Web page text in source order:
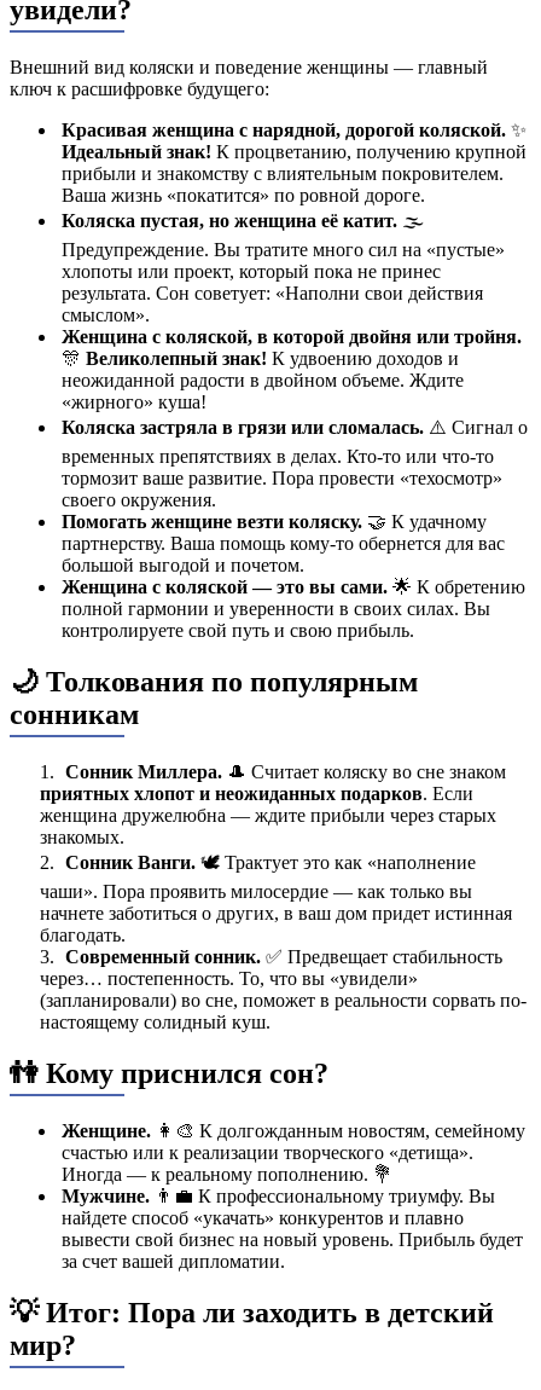
увидели?
Внешний вид коляски и поведение женщины — главный
ключ к расшифровке будущего:
Красивая женщина с нарядной, дорогой коляской. ✨
Идеальный знак! К процветанию, получению крупной
прибыли и знакомству с влиятельным покровителем.
Ваша жизнь «покатится» по ровной дороге.
Коляска пустая, но женщина её катит. 🌫️
Предупреждение. Вы тратите много сил на «пустые»
хлопоты или проект, который пока не принес
результата. Сон советует: «Наполни свои действия
смыслом».
Женщина с коляской, в которой двойня или тройня.
🎊 Великолепный знак! К удвоению доходов и
неожиданной радости в двойном объеме. Ждите
«жирного» куша!
Коляска застряла в грязи или сломалась. ⚠️ Сигнал о
временных препятствиях в делах. Кто-то или что-то
тормозит ваше развитие. Пора провести «техосмотр»
своего окружения.
Помогать женщине везти коляску. 🤝 К удачному
партнерству. Ваша помощь кому-то обернется для вас
большой выгодой и почетом.
Женщина с коляской — это вы сами. 🌟 К обретению
полной гармонии и уверенности в своих силах. Вы
контролируете свой путь и свою прибыль.
🌙 Толкования по популярным
сонникам
Сонник Миллера. 🎩 Считает коляску во сне знаком
приятных хлопот и неожиданных подарков. Если
женщина дружелюбна — ждите прибыли через старых
знакомых.
Сонник Ванги. 🕊️ Трактует это как «наполнение
чаши». Пора проявить милосердие — как только вы
начнете заботиться о других, в ваш дом придет истинная
благодать.
Современный сонник. ✅ Предвещает стабильность
через… постепенность. То, что вы «увидели»
(запланировали) во сне, поможет в реальности сорвать по-
настоящему солидный куш.
👫 Кому приснился сон?
Женщине. 👩‍🎨 К долгожданным новостям, семейному
счастью или к реализации творческого «детища».
Иногда — к реальному пополнению. 💐
Мужчине. 👨‍💼 К профессиональному триумфу. Вы
найдете способ «укачать» конкурентов и плавно
вывести свой бизнес на новый уровень. Прибыль будет
за счет вашей дипломатии.
💡 Итог: Пора ли заходить в детский
мир?